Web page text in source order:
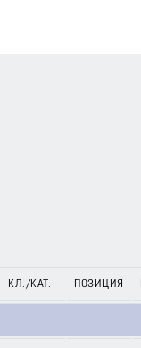
КЛ./КАТ. ПОЗИЦИЯ